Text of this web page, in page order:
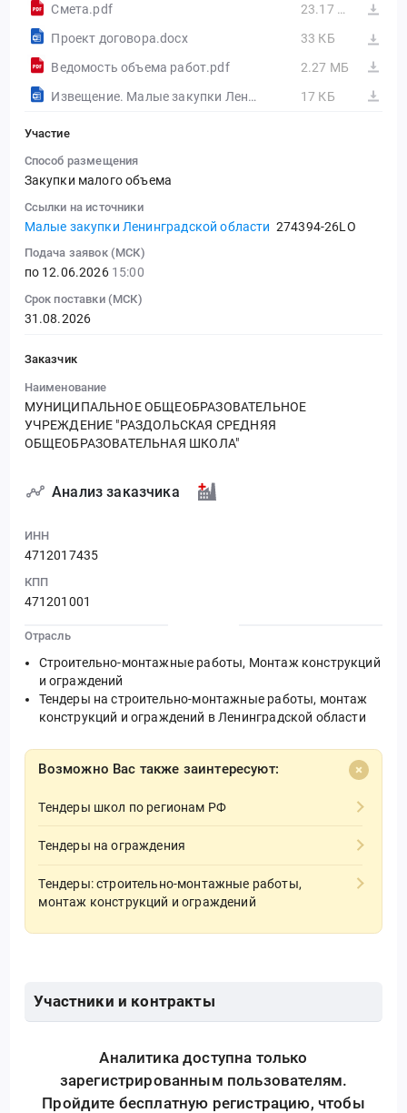
Смета.pdf
23.17 МБ
Проект договора.docx
33 КБ
Ведомость объема работ.pdf
2.27 МБ
Извещение. Малые закупки Ленинградской области
17 КБ
Участие
Способ размещения
Закупки малого объема
Ссылки на источники
Малые закупки Ленинградской области 274394-26LO
Подача заявок (МСК)
по 12.06.2026 15:00
Срок поставки (МСК)
31.08.2026
Заказчик
Наименование
МУНИЦИПАЛЬНОЕ ОБЩЕОБРАЗОВАТЕЛЬНОЕ
УЧРЕЖДЕНИЕ "РАЗДОЛЬСКАЯ СРЕДНЯЯ
ОБЩЕОБРАЗОВАТЕЛЬНАЯ ШКОЛА"
Анализ заказчика
ИНН
4712017435
КПП
471201001
Отрасль
Строительно-монтажные работы, Монтаж конструкций
и ограждений
Тендеры на строительно-монтажные работы, монтаж
конструкций и ограждений в Ленинградской области
Возможно Вас также заинтересуют:
Тендеры школ по регионам РФ
Тендеры на ограждения
Тендеры: строительно-монтажные работы,
монтаж конструкций и ограждений
Участники и контракты
Аналитика доступна только
зарегистрированным пользователям.
Пройдите бесплатную регистрацию, чтобы